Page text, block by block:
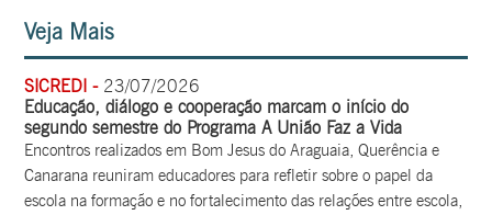
Veja Mais
SICREDI -23/07/2026
Educação, diálogo e cooperação marcam o início do
segundo semestre do Programa A União Faz a Vida
Encontros realizados em Bom Jesus do Araguaia, Querência e
Canarana reuniram educadores para refletir sobre o papel da
escola na formação e no fortalecimento das relações entre escola,